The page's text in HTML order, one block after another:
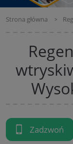
Strona główna
Zadzwoń